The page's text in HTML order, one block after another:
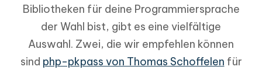
Bibliotheken für deine Programmiersprache
der Wahl bist, gibt es eine vielfältige
Auswahl. Zwei, die wir empfehlen können
sind php-pkpass von Thomas Schoffelen für